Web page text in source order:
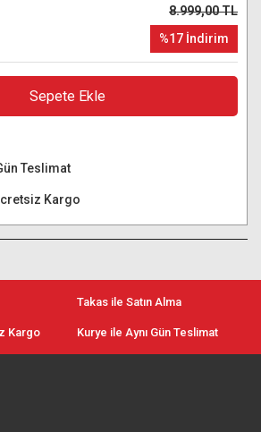
8.999,00 TL
%17 İndirim
Sepete Ekle
Teslimat
Kargo
Takas ile Satın Alma
Kargo Kurye ile Aynı Gün Teslimat